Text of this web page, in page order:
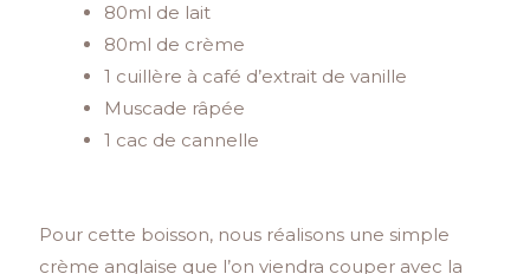
80ml de lait
80ml de crème
1 cuillère à café d’extrait de vanille
Muscade râpée
1 cac de cannelle
Pour cette boisson, nous réalisons une simple
crème anglaise que l’on viendra couper avec la